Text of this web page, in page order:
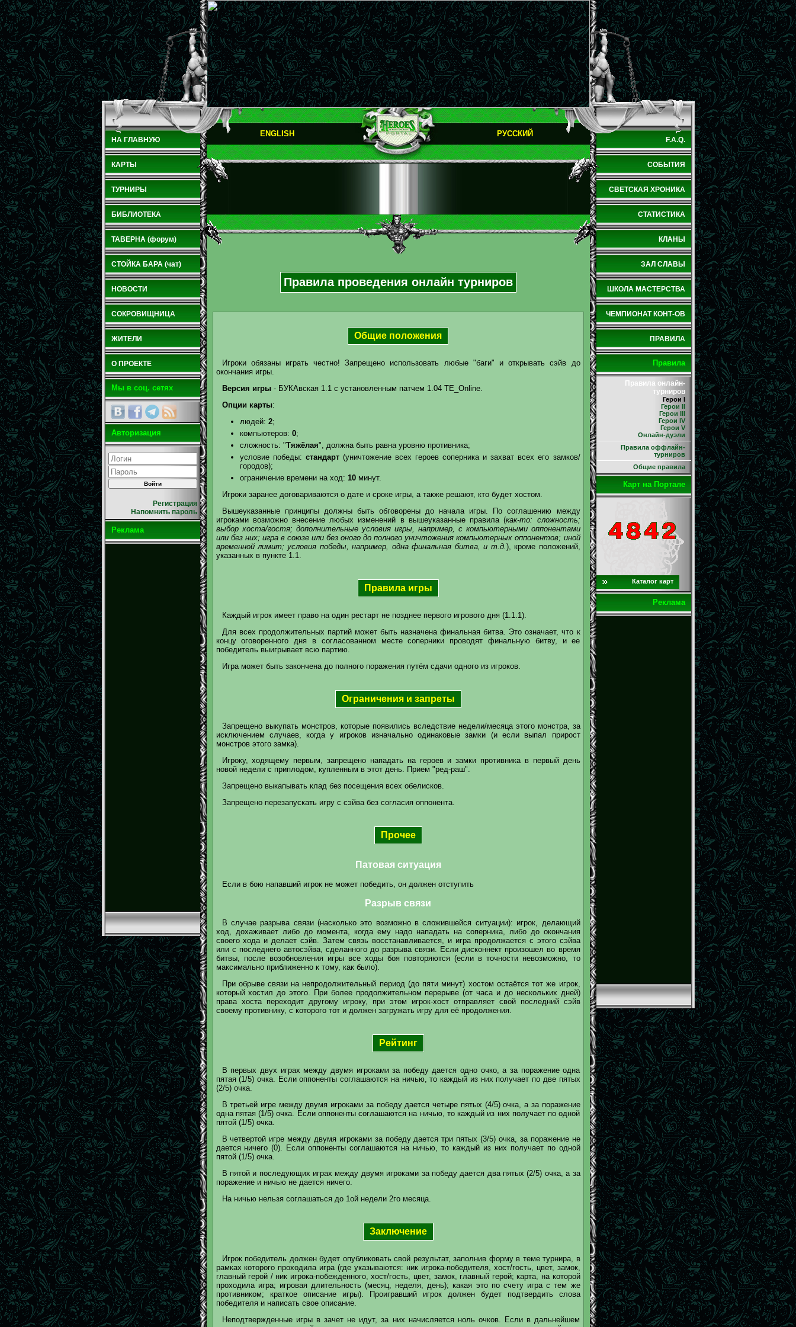
НА ГЛАВНУЮ
КАРТЫ
ТУРНИРЫ
БИБЛИОТЕКА
ТАВЕРНА (форум)
СТОЙКА БАРА (чат)
НОВОСТИ
СОКРОВИЩНИЦА
ЖИТЕЛИ
О ПРОЕКТЕ
Мы в соц. сетях
Авторизация
Регистрация
Напомнить пароль
Реклама
ENGLISH РУССКИЙ
Правила проведения онлайн турниров
Общие положения
Игроки обязаны играть честно! Запрещено использовать любые "баги" и открывать сэйв до
окончания игры.
Версия игры- БУКАвская 1.1 с установленным патчем 1.04 ТЕ_Online.
Опции карты:
людей: 2;
компьютеров: 0;
сложность: "Тяжёлая", должна быть равна уровню противника;
условие победы: стандарт(уничтожение всех героев соперника и захват всех его замков/
городов);
ограничение времени на ход: 10минут.
Игроки заранее договариваются о дате и сроке игры, а также решают, кто будет хостом.
Вышеуказанные принципы должны быть обговорены до начала игры. По соглашению между
игроками возможно внесение любых изменений в вышеуказанные правила (как-то: сложность;
выбор хоста/гостя; дополнительные условия игры, например, с компьютерными оппонентами
или без них; игра в союзе или без оного до полного уничтожения компьютерных оппонентов; иной
временной лимит; условия победы, например, одна финальная битва, и т.д. ), кроме положений,
указанных в пункте 1.1.
Правила игры
Каждый игрок имеет право на один рестарт не позднее первого игрового дня (1.1.1).
Для всех продолжительных партий может быть назначена финальная битва. Это означает, что к
концу оговоренного дня в согласованном месте соперники проводят финальную битву, и ее
победитель выигрывает всю партию.
Игра может быть закончена до полного поражения путём сдачи одного из игроков.
Ограничения и запреты
Запрещено выкупать монстров, которые появились вследствие недели/месяца этого монстра, за
исключением случаев, когда у игроков изначально одинаковые замки (и если выпал прирост
монстров этого замка).
Игроку, ходящему первым, запрещено нападать на героев и замки противника в первый день
новой недели с приплодом, купленным в этот день. Прием "ред-раш".
Запрещено выкапывать клад без посещения всех обелисков.
Запрещено перезапускать игру с сэйва без согласия оппонента.
Прочее
Патовая ситуация
Если в бою напавший игрок не может победить, он должен отступить
Разрыв связи
В случае разрыва связи (насколько это возможно в сложившейся ситуации): игрок, делающий
ход, дохаживает либо до момента, когда ему надо нападать на соперника, либо до окончания
своего хода и делает сэйв. Затем связь восстанавливается, и игра продолжается с этого сэйва
или с последнего автосэйва, сделанного до разрыва связи. Если дисконнект произошел во время
битвы, после возобновления игры все ходы боя повторяются (если в точности невозможно, то
максимально приближенно к тому, как было).
При обрыве связи на непродолжительный период (до пяти минут) хостом остаётся тот же игрок,
который хостил до этого. При более продолжительном перерыве (от часа и до нескольких дней)
права хоста переходит другому игроку, при этом игрок-хост отправляет свой последний сэйв
своему противнику, с которого тот и должен загружать игру для её продолжения.
Рейтинг
В первых двух играх между двумя игроками за победу дается одно очко, а за поражение одна
пятая (1/5) очка. Если оппоненты соглашаются на ничью, то каждый из них получает по две пятых
(2/5) очка.
В третьей игре между двумя игроками за победу дается четыре пятых (4/5) очка, а за поражение
одна пятая (1/5) очка. Если оппоненты соглашаются на ничью, то каждый из них получает по одной
пятой (1/5) очка.
В четвертой игре между двумя игроками за победу дается три пятых (3/5) очка, за поражение не
дается ничего (0). Если оппоненты соглашаются на ничью, то каждый из них получает по одной
пятой (1/5) очка.
В пятой и последующих играх между двумя игроками за победу дается два пятых (2/5) очка, а за
поражение и ничью не дается ничего.
На ничью нельзя соглашаться до 1ой недели 2го месяца.
Заключение
Игрок победитель должен будет опубликовать свой результат, заполнив форму в теме турнира, в
рамках которого проходила игра (где указываются: ник игрока-победителя, хост/гость, цвет, замок,
главный герой / ник игрока-побежденного, хост/гость, цвет, замок, главный герой; карта, на которой
проходила игра; игровая длительность (месяц, неделя, день); какая это по счету игра с тем же
противником; краткое описание игры). Проигравший игрок должен будет подтвердить слова
победителя и написать свое описание.
Неподтвержденные игры в зачет не идут, за них начисляется ноль очков. Если в дальнейшем
F.A.Q.
СОБЫТИЯ
СВЕТСКАЯ ХРОНИКА
СТАТИСТИКА
КЛАНЫ
ЗАЛ СЛАВЫ
ШКОЛА МАСТЕРСТВА
ЧЕМПИОНАТ КОНТ-ОВ
ПРАВИЛА
Правила
Правила онлайн-
турниров
Герои I
Герои II
Герои III
Герои IV
Герои V
Онлайн-дуэли
Правила оффлайн-
турниров
Общие правила
Карт на Портале
Каталог карт
Реклама